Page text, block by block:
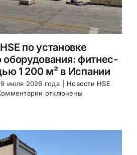
по установке
оборудования: фитнес-
1 200 м² в Испании
июля 2026 года
Новости HSE
к
Equipment
отключены